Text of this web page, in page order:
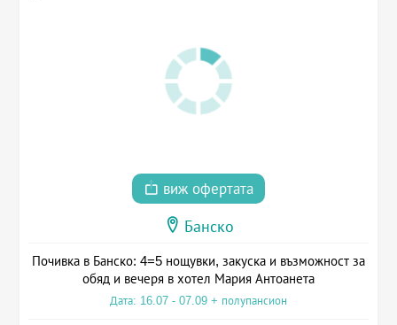
виж офертата
Банско
Почивка в Банско: 4=5 нощувки, закуска и възможност за
обяд и вечеря в хотел Мария Антоанета
Дата: 16.07 - 07.09 + полупансион